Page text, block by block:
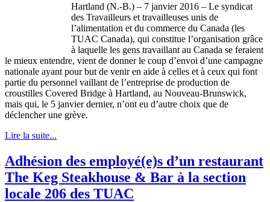
Hartland (N.-B.) – 7 janvier 2016 – Le syndicat
des Travailleurs et travailleuses unis de
l’alimentation et du commerce du Canada (les
TUAC Canada), qui constitue l’organisation grâce
à laquelle les gens travaillant au Canada se feraient
le mieux entendre, vient de donner le coup d’envoi d’une campagne
nationale ayant pour but de venir en aide à celles et à ceux qui font
partie du personnel vaillant de l’entreprise de production de
croustilles Covered Bridge à Hartland, au Nouveau-Brunswick,
mais qui, le 5 janvier dernier, n’ont eu d’autre choix que de
déclencher une grève.
Lire la suite...
Adhésion des employé(e)s d’un restaurant
The Keg Steakhouse & Bar à la section
locale 206 des TUAC